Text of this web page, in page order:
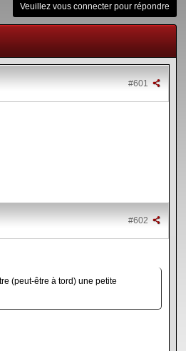
Veuillez vous connecter pour répondre
#601
#602
(peut-être à tord) une petite